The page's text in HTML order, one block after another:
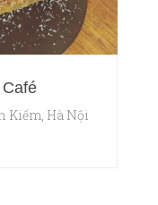
Kiếm, Hà Nội